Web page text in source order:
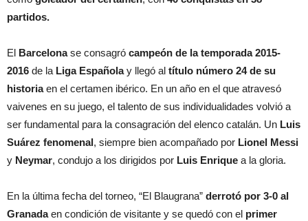
partidos.
El Barcelonase consagró campeón de la temporada 2015-
2016 de la Liga Españolay llegó al título número 24 de su
historiaen el certamen ibérico. En un año en el que atravesó
vaivenes en su juego, el talento de sus individualidades volvió a
ser fundamental para la consagración del elenco catalán. Un Luis
Suárez fenomenal, siempre bien acompañado por Lionel Messi
y Neymar, condujo a los dirigidos por Luis Enrique a la gloria.
En la última fecha del torneo, “El Blaugrana” derrotó por 3-0 al
Granadaen condición de visitante y se quedó con el primer